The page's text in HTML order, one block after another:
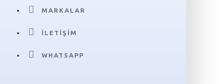
MARKALAR
İLETIŞIM
WHATSAPP